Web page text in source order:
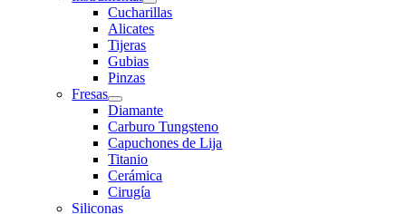
Cucharillas
Alicates
Tijeras
Gubias
Pinzas
Fresas
Diamante
Carburo Tungsteno
Capuchones de Lija
Titanio
Cerámica
Cirugía
Siliconas